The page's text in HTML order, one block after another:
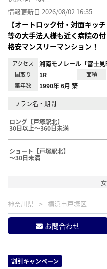
情報更新日 2026/08/02 16:35
【オートロック付・対面キッ
等の大手法人様も近く病院の
格安マンスリーマンション！
アクセス 湘南モノレール「富士見
間取り 1R 面積
築年数 1990年 6月 築
プラン名・期間
ロング【戸塚駅北】
30日以上～360日未満
ショート【戸塚駅北】
～30日未満
神奈川県 横浜市戸塚区
お問合わせ
割引キャンペーン